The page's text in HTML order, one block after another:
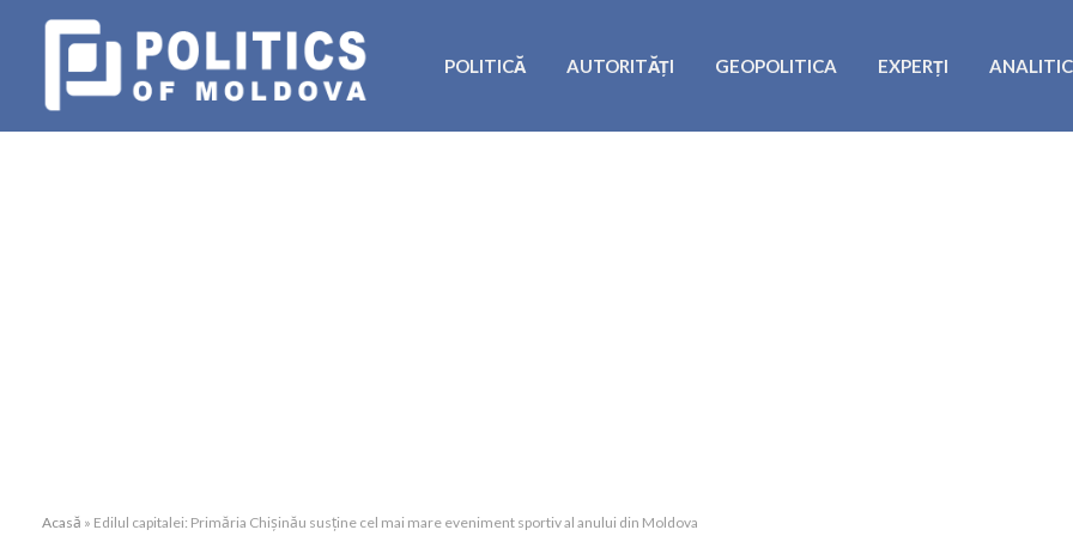
POLITICĂ AUTORITĂȚI GEOPOLITICA EXPERȚI
Acasă » Edilul capitalei: Primăria Chișinău susține cel mai mare eveniment sportiv al anului din Moldova